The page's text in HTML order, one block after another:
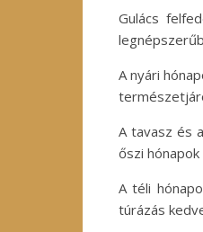
Gulács
A nyári
A tavasz és
őszi
A téli
túrázás